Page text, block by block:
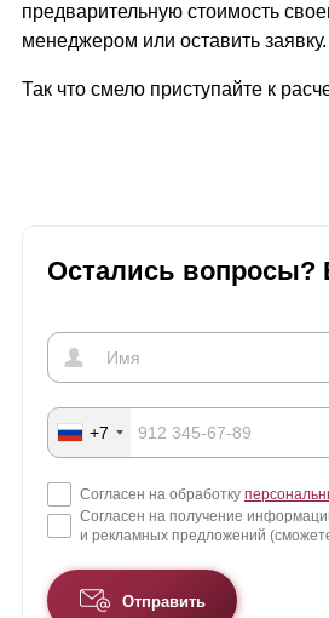
предварительную стоимость
менеджером или оставить заявку.
Так что смело приступайте к
Остались вопросы?
+7
Согласен на обработку
Согласен на получение
и рекламных предложений
Отправить